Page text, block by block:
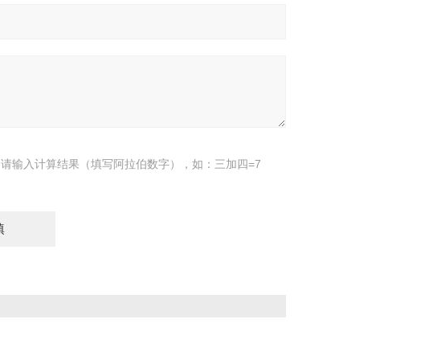
请输入计算结果（填写阿拉伯数字），如：三加四=7